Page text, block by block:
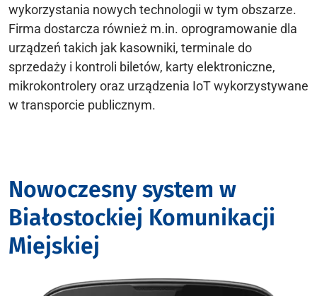
wykorzystania nowych technologii w tym obszarze.
Firma dostarcza również m.in. oprogramowanie dla
urządzeń takich jak kasowniki, terminale do
sprzedaży i kontroli biletów, karty elektroniczne,
mikrokontrolery oraz urządzenia IoT wykorzystywane
w transporcie publicznym.
Nowoczesny system w
Białostockiej Komunikacji
Miejskiej